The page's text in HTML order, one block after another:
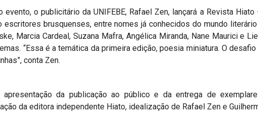
evento, o publicitário da UNIFEBE, Rafael Zen, lançará a Revista
escritores brusquenses, entre nomes já conhecidos do mundo
Marcia Cardeal, Suzana Mafra, Angélica Miranda, Nane Maurici e
“Essa é a temática da primeira edição, poesia miniatura. O
conta Zen.
apresentação da publicação ao público e da entrega de
da editora independente Hiato, idealização de Rafael Zen e